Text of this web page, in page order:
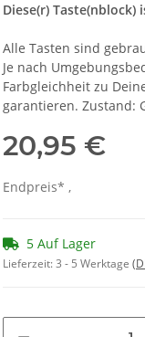
Diese(r)
Alle Tasten sind
Je nach
Farbgleichheit zu
garantieren. Zustand:
20,95 €
Endpreis* ,
5 Auf Lager
Lieferzeit:3 - 5 Werktage